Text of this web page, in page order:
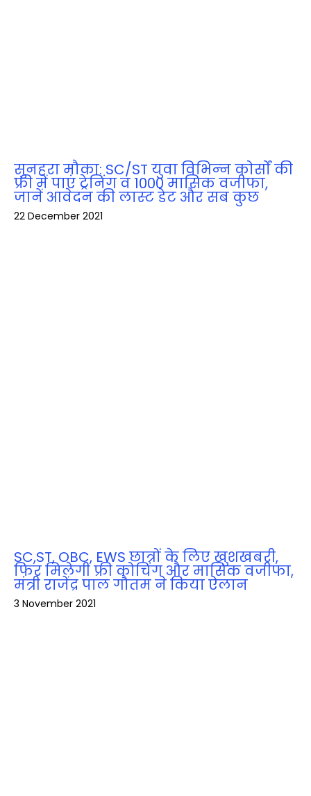
सुनहरा मौका: SC/ST युवा विभिन्‍न कोर्सों की
फ्री में पाएं ट्रेनिंग व 1000 मासिक वजीफा,
जानें आवेदन की लास्‍ट डेट और सब कुछ
22 December 2021
SC,ST, OBC, EWS छात्रों के लिए खुशखबरी,
फ‍िर मिलेगी फ्री कोचिंग और मासिक वजीफा,
मंत्री राजेंद्र पाल गौतम ने किया ऐलान
3 November 2021